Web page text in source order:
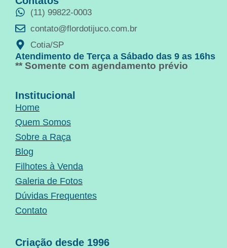
(11) 99822-0003
contato@flordotijuco.com.br
Cotia/SP
Atendimento de Terça a Sábado das 9 as 16hs
** Somente com agendamento prévio
Institucional
Home
Quem Somos
Sobre a Raça
Blog
Filhotes à Venda
Galeria de Fotos
Dúvidas Frequentes
Contato
Criação desde 1996